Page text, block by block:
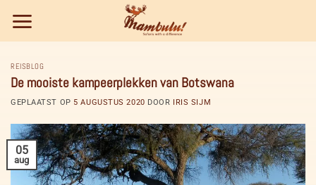
naar
inhoud
REISBLOG
De mooiste kampeerplekken van Botswana
GEPLAATST OP 5 AUGUSTUS 2020 DOOR IRIS SIJM
05
aug